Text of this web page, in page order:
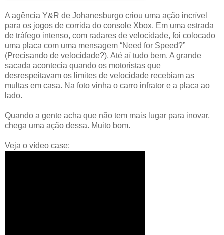
A agência Y&R de Johanesburgo criou uma ação incrível
para os jogos de corrida do console Xbox. Em uma estrada
de tráfego intenso, com radares de velocidade, foi colocado
uma placa com uma mensagem “Need for Speed?”
(Precisando de velocidade?). Até aí tudo bem. A grande
sacada acontecia quando os motoristas que
desrespeitavam os limites de velocidade recebiam as
multas em casa. Na foto vinha o carro infrator e a placa ao
lado.
Quando a gente acha que não tem mais lugar para inovar,
chega uma ação dessa. Muito bom.
Veja o vídeo case: